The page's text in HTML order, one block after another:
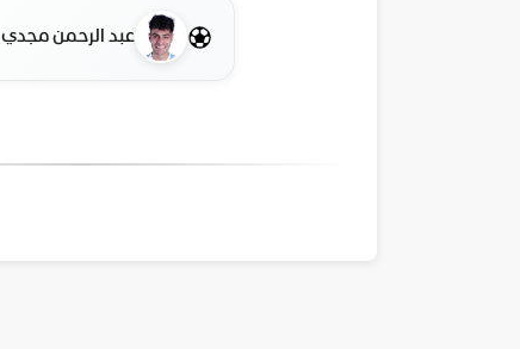
عبد الرحمن مجدي